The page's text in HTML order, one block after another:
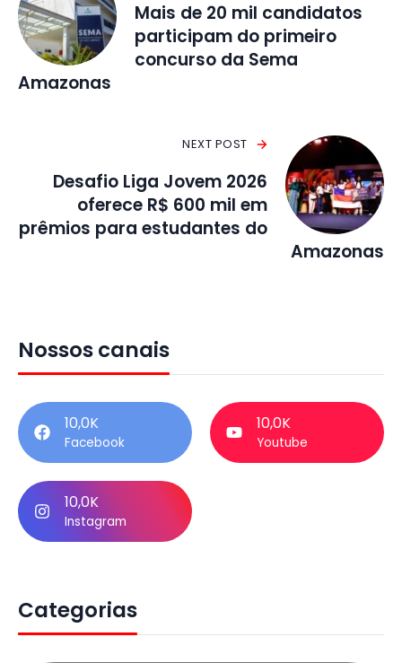
Mais de 20 mil candidatos
participam do primeiro
concurso da Sema
Amazonas
NEXT POST
Desafio Liga Jovem 2026
oferece R$ 600 mil em
prêmios para estudantes do
Amazonas
Nossos canais
10,0K
Facebook
10,0K
Youtube
10,0K
Instagram
Categorias